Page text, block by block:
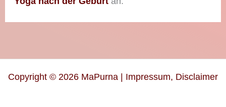
Copyright © 2026 MaPurna | Impressum, Disclaimer